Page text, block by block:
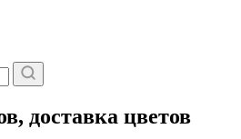
доставка цветов